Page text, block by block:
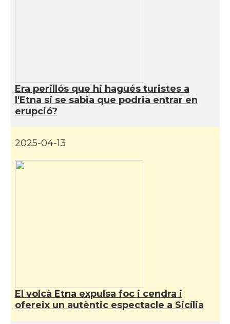
Era perillós que hi hagués turistes a
l'Etna si se sabia que podria entrar en
erupció?
2025-04-13
El volcà Etna expulsa foc i cendra i
ofereix un autèntic espectacle a Sicília